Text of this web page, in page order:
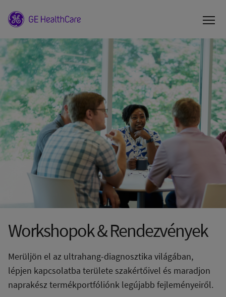
Workshopok & Rendezvények
Merüljön el az ultrahang-diagnosztika világában,
lépjen kapcsolatba területe szakértőivel és maradjon
naprakész termékportfóliónk legújabb fejleményeiről.